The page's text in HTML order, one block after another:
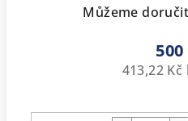
Můžeme
500
413,22 Kč